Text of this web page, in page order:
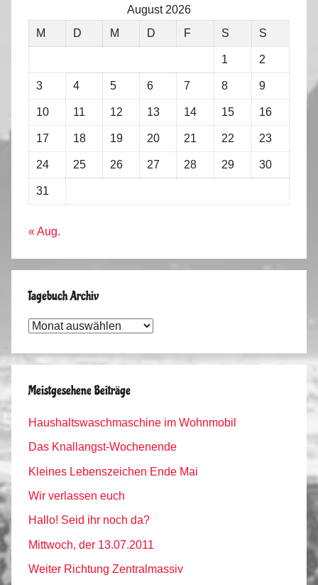
August 2026
M
D M D F S S
1 2
3 4 5 6 7 8 9
10 11 12 13 14 15 16
17 18 19 20 21 22 23
24 25 26 27 28 29 30
31
« Aug.
Tagebuch Archiv
Tagebuch
Meistgesehene Beiträge
Haushaltswaschmaschine im Wohnmobil
Das Knallangst-Wochenende
Kleines Lebenszeichen Ende Mai
Wir verlassen euch
Hallo! Seid ihr noch da?
Mittwoch, der 13.07.2011
Weiter Richtung Zentralmassiv